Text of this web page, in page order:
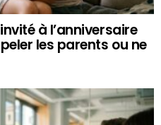
à l’anniversaire
les parents ou ne